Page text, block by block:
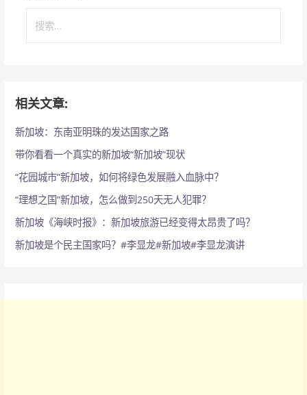
索
相关文章:
新加坡：东南亚明珠的发达国家之路
带你看看一个真实的新加坡“新加坡”现状
“花园城市”新加坡，如何将绿色发展融入血脉中？
“理想之国”新加坡，怎么做到250天无人犯罪？
新加坡《海峡时报》：新加坡旅游已经变得太昂贵了吗？
新加坡是个民主国家吗？#李显龙#新加坡#李显龙演讲